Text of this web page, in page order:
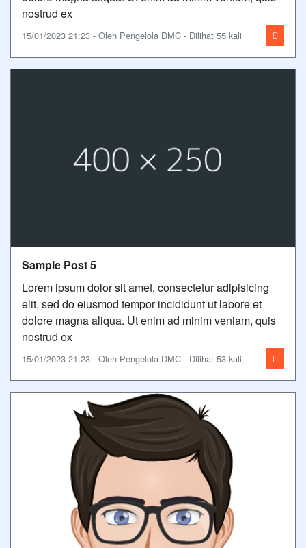
nostrud ex
15/01/2023 21:23 - Oleh Pengelola DMC - Dilihat 55 kali
Sample Post 5
Lorem ipsum dolor sit amet, consectetur adipisicing
elit, sed do eiusmod tempor incididunt ut labore et
dolore magna aliqua. Ut enim ad minim veniam, quis
nostrud ex
15/01/2023 21:23 - Oleh Pengelola DMC - Dilihat 53 kali